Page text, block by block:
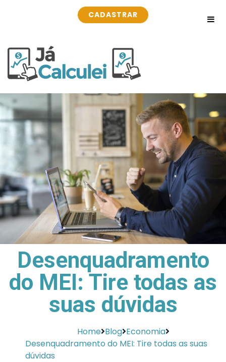
CADASTRAR
Desenquadramento
do MEI: Tire todas as
suas dúvidas
Home Blog Economia
Desenquadramento do MEI: Tire todas as suas
dúvidas